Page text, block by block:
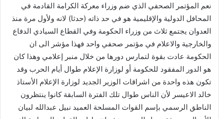
نعم المؤتمر الصحفي الذي ضم وزراء معركة الكرامة القادمة في
المحافل الدولية والإقليمية هو في حد ذاته (حدثا) لانه ولأول مرة منذ
العدوان يجتمع ثلاث من وزراء الحكومة وفي القطاع السيادي الدفاع
والخارجية والاعلام في مؤتمر صحفي واحد فهذا مؤشر الى ان
الحكومة عادت بقوة لتمارس دورها من خلال منبر إعلامي وهذا كان
هو الدور المفقود للحكومة أو لوزارة الإعلام طوال أيام الحرب وقد
تكون هذه واحدة من اشراقات الوزير الجديد لوزارة الإعلام الأستاذ
خالد الاعيسر لأن الناس طوال تلك الفترة السابقة كانوا ينتظرون
الناطق الرسمي بإسم القوات المسلحة العميد نبيل عبدالله لبيان